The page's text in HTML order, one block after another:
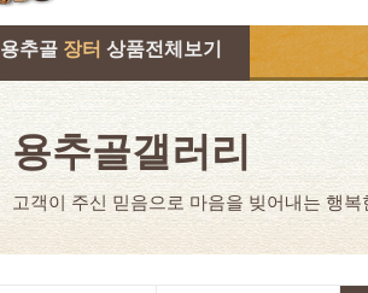
용추골 장터 상품전체보기
용추골갤러리
고객이 주신 믿음으로 마음을 빚어내는 행복